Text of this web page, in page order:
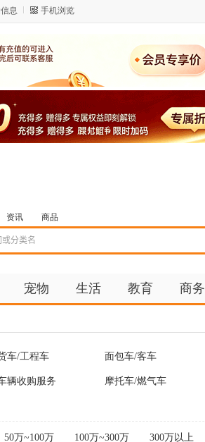
息 手机浏览
资讯 商品
宠物 生活 教育 商务
车/工程车 面包车/客车
辆收购服务 摩托车/燃气车
50万~100万 100万~300万 300万以上